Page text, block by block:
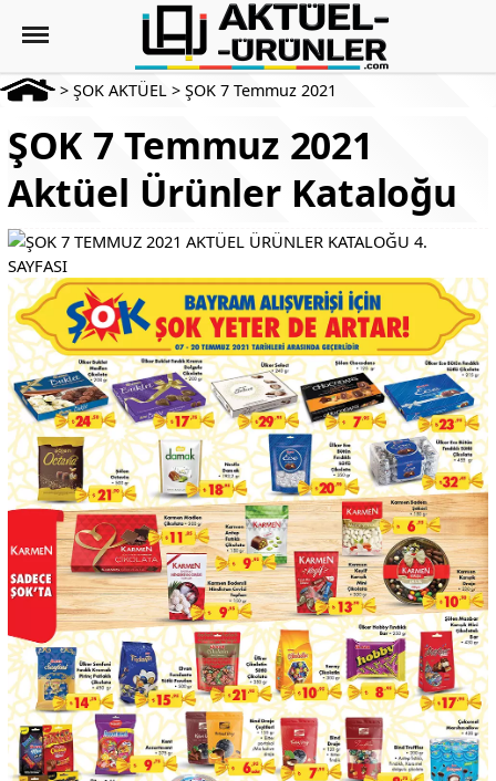
> ŞOK AKTÜEL > ŞOK 7 Temmuz 2021
ŞOK 7 Temmuz 2021
Aktüel Ürünler Kataloğu